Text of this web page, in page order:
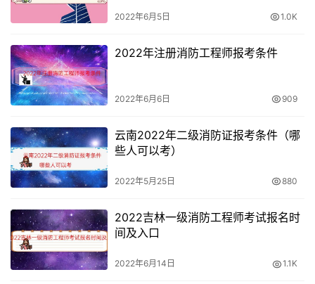
2022年消防证报名流程
1、注册：在“人事考试网”先注册个人信息。注册信息填写
完，会弹出一个再次确认信息框，如果注册时这部分内容有
误，可以重新修改一次！
2、选择考试、报名地：登录网上报名系统，选择所报的专
（市）后，提示栏中将显示报考人员姓名、报考考试名称、
报考地区、缴费方式和咨询。
3、阅读《告知书》和《报考须知》：报考人员阅读《专业
2022年6月5日 1.0K
2022年注册消防工程师报考条件
2022年6月6日 909
云南2022年二级消防证报考条件（哪
些人可以考）
2022年5月25日 880
2022吉林一级消防工程师考试报名时
间及入口
2022年6月14日 1.1K